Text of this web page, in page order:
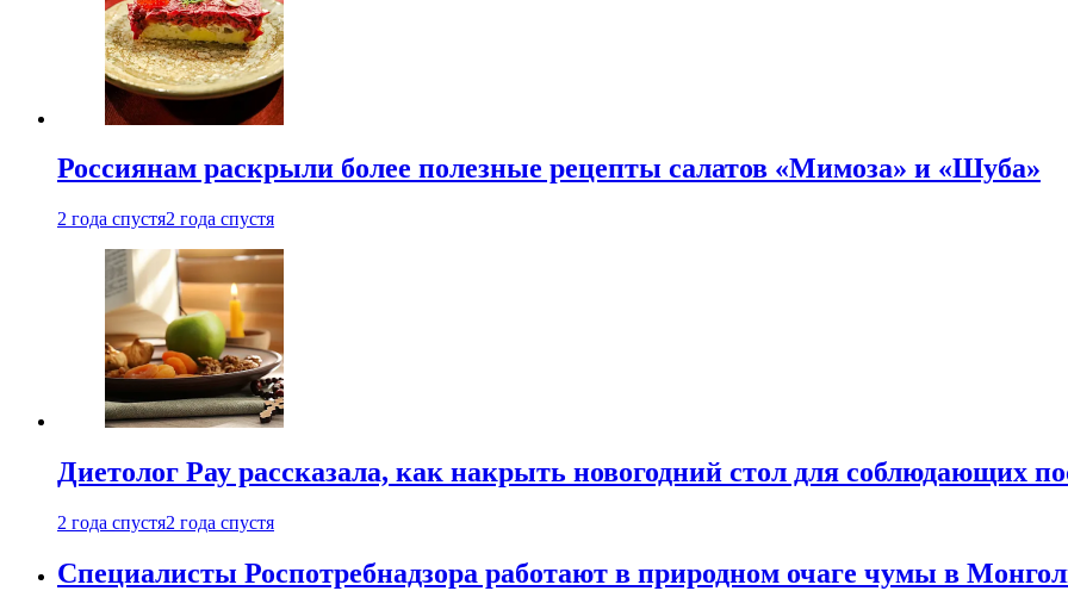
Россиянам раскрыли более полезные рецепты салатов «Мимоза» и «Шуба»
2 года спустя2 года спустя
Диетолог Рау рассказала, как накрыть новогодний стол для соблюдающих
2 года спустя2 года спустя
Специалисты Роспотребнадзора работают в природном очаге чумы в